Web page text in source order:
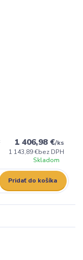
1 406,98 €/ks
1 143,89 €bez DPH
Skladom
Pridať do košíka